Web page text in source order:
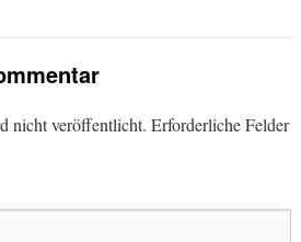
nicht veröffentlicht. Erforderliche Felder